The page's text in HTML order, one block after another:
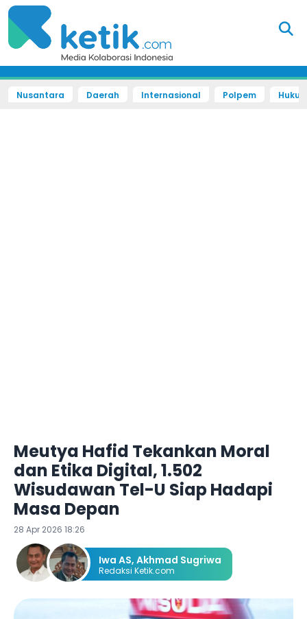
Nusantara Daerah Internasional Polpem
Meutya Hafid Tekankan Moral
dan Etika Digital, 1.502
Wisudawan Tel-U Siap Hadapi
Masa Depan
28 Apr 2026 18:26
Iwa AS, Akhmad Sugriwa
Redaksi Ketik.com